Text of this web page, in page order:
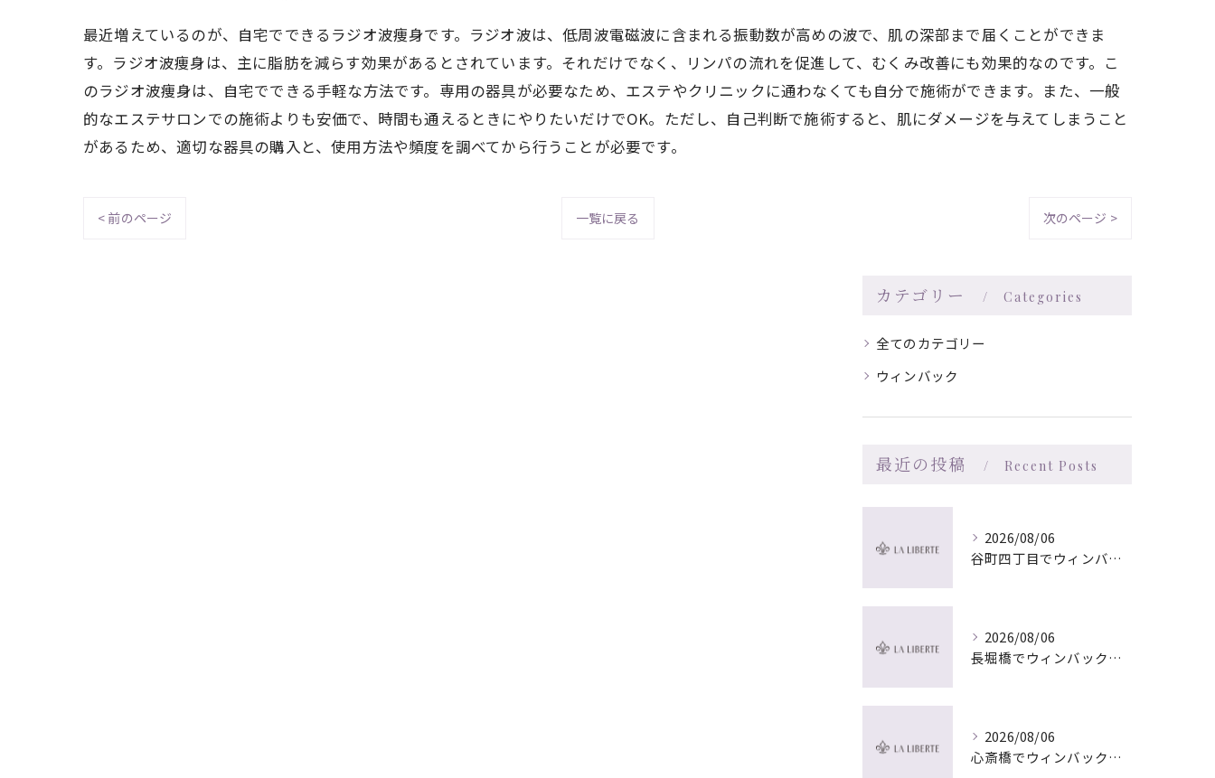
最近増えているのが、自宅でできるラジオ波痩身です。ラジオ波は、低周波電磁波に含まれる振動数が高めの波で、肌の深部まで届くことができま
す。ラジオ波痩身は、主に脂肪を減らす効果があるとされています。それだけでなく、リンパの流れを促進して、むくみ改善にも効果的なのです。こ
のラジオ波痩身は、自宅でできる手軽な方法です。専用の器具が必要なため、エステやクリニックに通わなくても自分で施術ができます。また、一般
的なエステサロンでの施術よりも安価で、時間も通えるときにやりたいだけでOK。ただし、自己判断で施術すると、肌にダメージを与えてしまうこと
があるため、適切な器具の購入と、使用方法や頻度を調べてから行うことが必要です。
< 前のページ 一覧に戻る 次のページ >
カテゴリー Categories
全てのカテゴリー
ウィンバック
最近の投稿 Recent Posts
2026/08/06
谷町四丁目でウィンバック×マッサージ｜LA LIBERTE
2026/08/06
長堀橋でウィンバック×マッサージ｜LA LIBERTE
2026/08/06
心斎橋でウィンバック×マッサージ｜LA LIBERTE